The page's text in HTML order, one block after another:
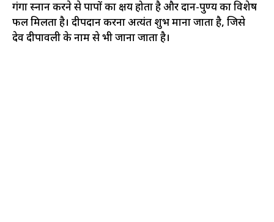
गंगा स्नान करने से पापों का क्षय होता है और दान-पुण्य का विशेष
फल मिलता है। दीपदान करना अत्यंत शुभ माना जाता है, जिसे
देव दीपावली के नाम से भी जाना जाता है।